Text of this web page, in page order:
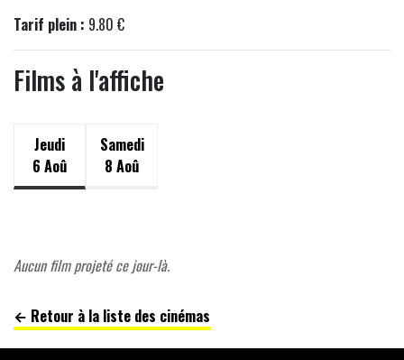
Tarif plein : 9.80 €
Films à l'affiche
Jeudi
6 Aoû
Samedi
8 Aoû
Aucun film projeté ce jour-là.
← Retour à la liste des cinémas